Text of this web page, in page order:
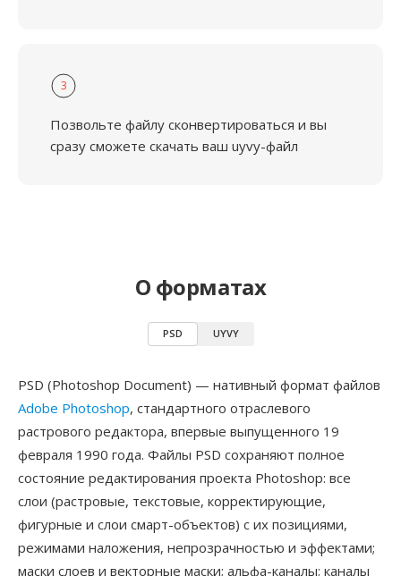
3
Позвольте файлу сконвертироваться и вы
сразу сможете скачать ваш uyvy-файл
О форматах
PSD UYVY
PSD (Photoshop Document) — нативный формат файлов
Adobe Photoshop, стандартного отраслевого
растрового редактора, впервые выпущенного 19
февраля 1990 года. Файлы PSD сохраняют полное
состояние редактирования проекта Photoshop: все
слои (растровые, текстовые, корректирующие,
фигурные и слои смарт-объектов) с их позициями,
режимами наложения, непрозрачностью и эффектами;
маски слоев и векторные маски; альфа-каналы; каналы